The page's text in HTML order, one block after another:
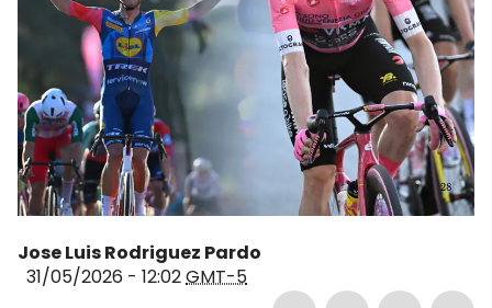
Jose Luis Rodriguez Pardo
31/05/2026 - 12:02GMT-5